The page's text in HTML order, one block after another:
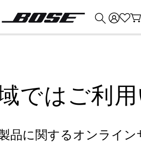
ではご利
品に関するオンライン